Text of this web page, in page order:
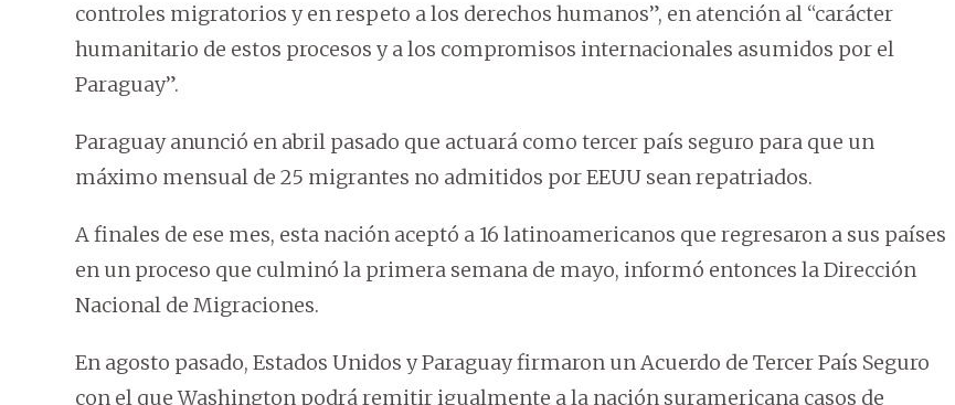
controles migratorios y en respeto a los derechos humanos”, en atención al “carácter
humanitario de estos procesos y a los compromisos internacionales asumidos por el
Paraguay”.
Paraguay anunció en abril pasado que actuará como tercer país seguro para que un
máximo mensual de 25 migrantes no admitidos por EEUU sean repatriados.
A finales de ese mes, esta nación aceptó a 16 latinoamericanos que regresaron a sus países
en un proceso que culminó la primera semana de mayo, informó entonces la Dirección
Nacional de Migraciones.
En agosto pasado, Estados Unidos y Paraguay firmaron un Acuerdo de Tercer País Seguro
con el que Washington podrá remitir igualmente a la nación suramericana casos de